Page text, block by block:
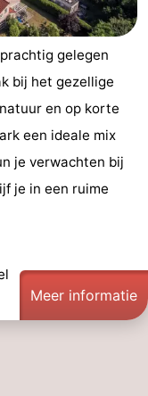
gelegen
bij het gezellige
en op korte
een ideale mix
je verwachten bij
je in een ruime
Meer informatie